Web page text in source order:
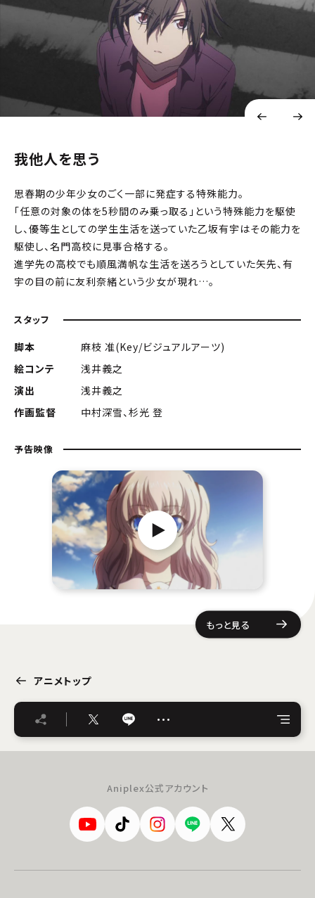
我他人を思う
思春期の少年少女のごく一部に発症する特殊能力。
「任意の対象の体を5秒間のみ乗っ取る」という特殊能力を駆使
し、優等生としての学生生活を送っていた乙坂有宇はその能力を
駆使し、名門高校に見事合格する。
進学先の高校でも順風満帆な生活を送ろうとしていた矢先、有
宇の目の前に友利奈緒という少女が現れ…。
スタッフ
脚本
麻枝 准(Key/ビジュアルアーツ)
絵コンテ
浅井義之
演出
浅井義之
作画監督
中村深雪、杉光 登
予告映像
もっと見る
アニメトップ
…
Aniplex公式アカウント